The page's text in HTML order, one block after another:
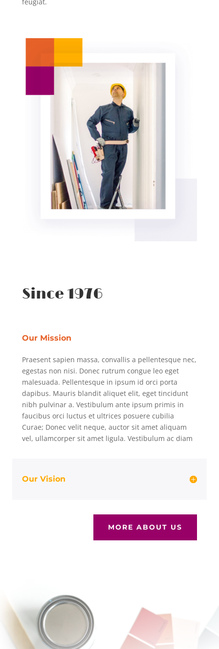
Since 1976
Our Mission
Praesent sapien massa, convallis a pellentesque nec,
egestas non nisi. Donec rutrum congue leo eget
malesuada. Pellentesque in ipsum id orci porta
dapibus. Mauris blandit aliquet elit, eget tincidunt
nibh pulvinar a. Vestibulum ante ipsum primis in
faucibus orci luctus et ultrices posuere cubilia
Curae; Donec velit neque, auctor sit amet aliquam
vel, ullamcorper sit amet ligula. Vestibulum ac diam
Our Vision
MORE ABOUT US